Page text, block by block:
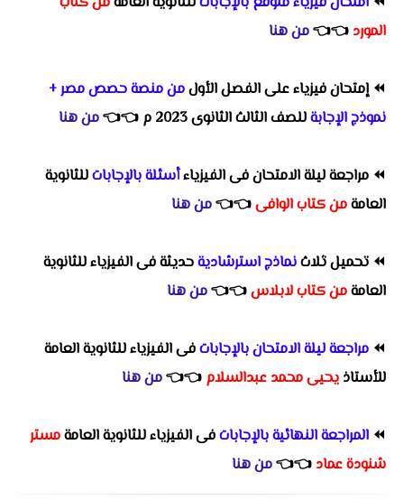
المورد 👈
👈من هنا
⏪إمتحان فيزياء على الفصل الأولمن منصة حصص مصر +
نموذج الإجابةللصف الثالث الثانوى 2023 م 👈
👈من هنا
⏪ مراجعة ليلة الامتحان فى الفيزياءأسئلة بالإجاباتللثانوية
العامةمن كتاب الوافى👈
👈من هنا
⏪ تحميل ثلاثنماذج استرشاديةحديثة فى الفيزياء للثانوية
العامةمن كتاب لابلاس👈
👈من هنا
⏪ مراجعة ليلة الامتحانبالإجاباتفى الفيزياء للثانوية العامة
للأستاذ يحيى محمد عبدالسلام 👈
👈من هنا
⏪ المراجعة النهائية بالإجاباتفى الفيزياء للثانوية العامةمستر
شنودة عماد 👈
👈من هنا